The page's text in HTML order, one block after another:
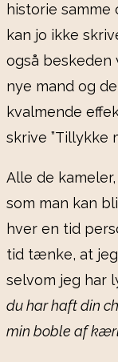
historie samme
kan jo ikke
også beskeden
nye mand og
kvalmende
skrive ”Tillykke
Alle de
som man kan
hver en tid
tid tænke, at
selvom jeg har
du har haft din
min boble af